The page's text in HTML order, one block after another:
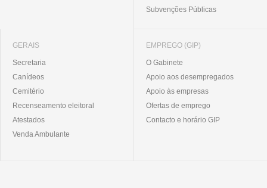
Subvenções Públicas
GERAIS
Secretaria
Canídeos
Cemitério
Recenseamento eleitoral
Atestados
Venda Ambulante
EMPREGO (GIP)
O Gabinete
Apoio aos desempregados
Apoio às empresas
Ofertas de emprego
Contacto e horário GIP